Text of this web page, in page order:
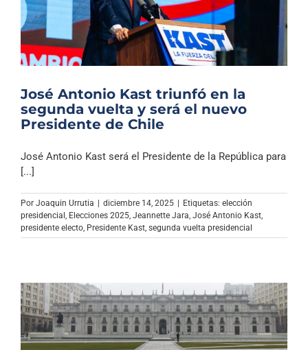
José Antonio Kast triunfó en la
segunda vuelta y será el nuevo
Presidente de Chile
José Antonio Kast será el Presidente de la República para
[...]
Por Joaquin Urrutia | diciembre 14, 2025 | Etiquetas: elección
presidencial Elecciones 2025 Jeannette Jara José Antonio Kast
presidente electo Presidente Kast segunda vuelta presidencial